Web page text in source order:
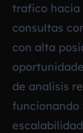
trafico
consultas
con alta
de analisis
funcionando